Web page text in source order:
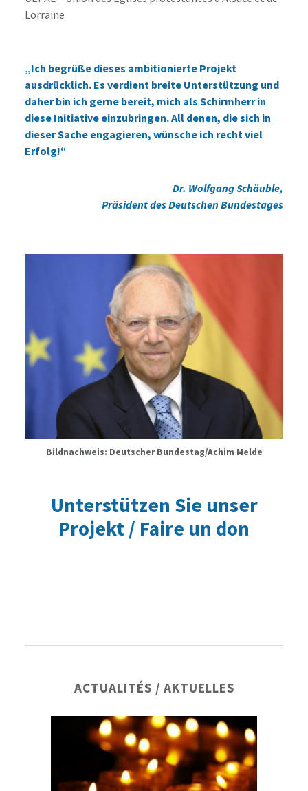
Lorraine
„Ich begrüße dieses ambitionierte Projekt
ausdrücklich. Es verdient breite Unterstützung und
daher bin ich gerne bereit, mich als Schirmherr in
diese Initiative einzubringen. All denen, die sich in
dieser Sache engagieren, wünsche ich recht viel
Erfolg!“
Dr. WolfgangSchäuble,
Präsident des Deutschen Bundestages
Bildnachweis: Deutscher Bundestag/Achim Melde
Unterstützen Sie unser
Projekt / Faire un don
principale
ACTUALITÉS / AKTUELLES